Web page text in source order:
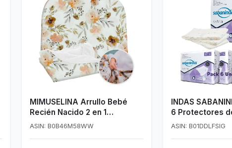
MIMUSELINA Arrullo Bebé
Recién Nacido 2 en 1
Convertible en Manta
ASIN: B0B46M58WW
INDAS
6 Protectores
80 x 180 cm
ASIN: B01DDLFSIG